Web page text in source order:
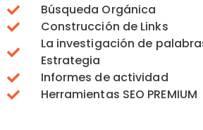
Búsqueda Orgánica
Construcción de Links
La investigación de
Estrategia
Informes de actividad
Herramientas SEO PREMIUM